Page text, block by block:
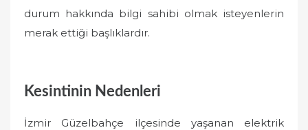
durum hakkında bilgi sahibi olmak isteyenlerin
merak ettiği başlıklardır.
Kesintinin Nedenleri
İzmir Güzelbahçe ilçesinde yaşanan elektrik